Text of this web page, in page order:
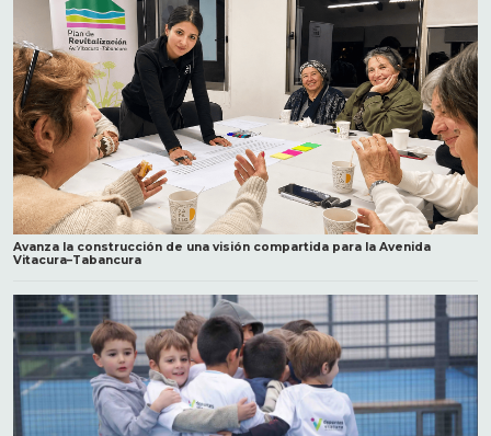
Avanza la construcción de una visión compartida para la Avenida
Vitacura–Tabancura